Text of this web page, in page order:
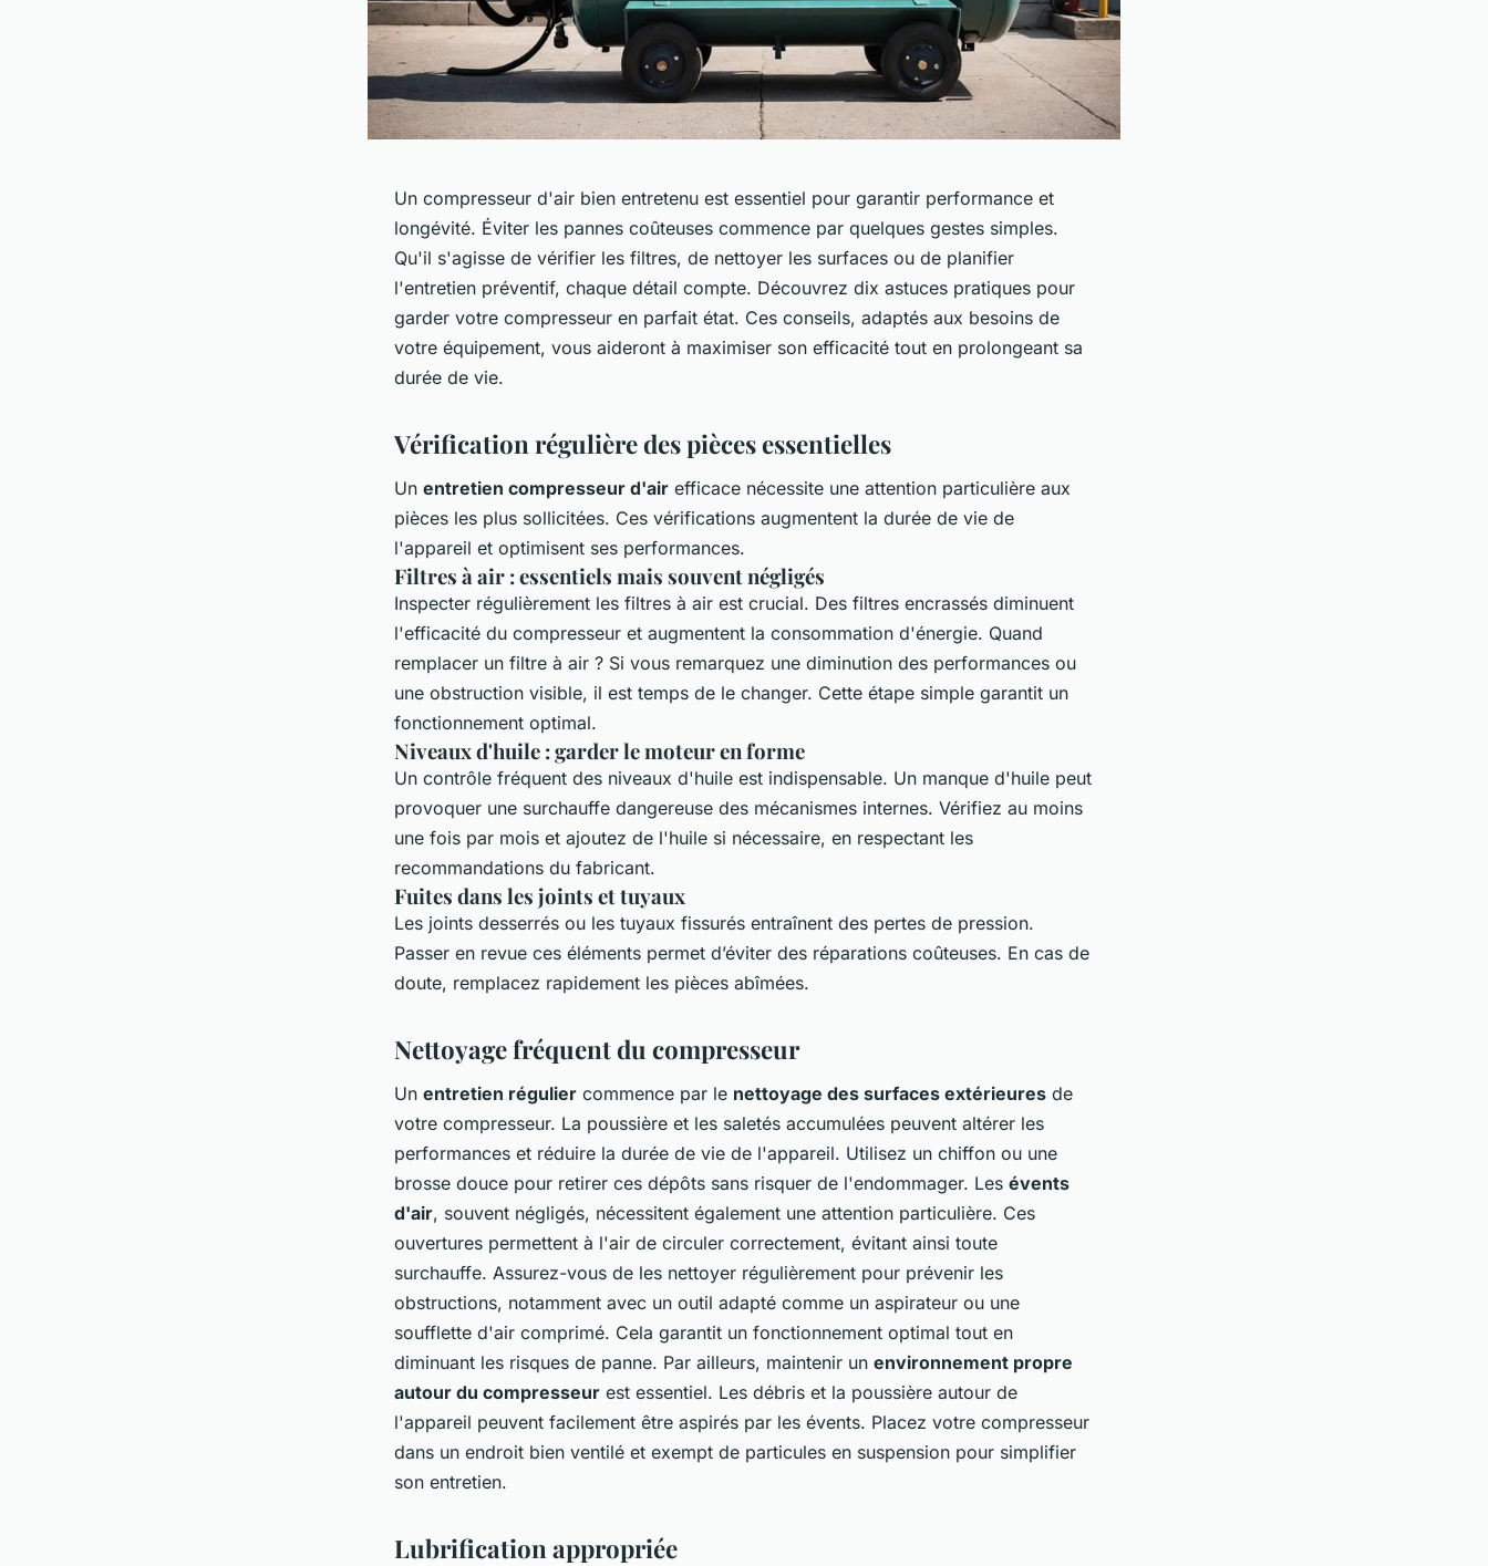
Un compresseur d'air bien entretenu est essentiel pour garantir performance et
longévité. Éviter les pannes coûteuses commence par quelques gestes simples.
Qu'il s'agisse de vérifier les filtres, de nettoyer les surfaces ou de planifier
l'entretien préventif, chaque détail compte. Découvrez dix astuces pratiques pour
garder votre compresseur en parfait état. Ces conseils, adaptés aux besoins de
votre équipement, vous aideront à maximiser son efficacité tout en prolongeant sa
durée de vie.
Vérification régulière des pièces essentielles
Un entretien compresseur d'air efficace nécessite une attention particulière aux
pièces les plus sollicitées. Ces vérifications augmentent la durée de vie de
l'appareil et optimisent ses performances.
Filtres à air : essentiels mais souvent négligés
Inspecter régulièrement les filtres à air est crucial. Des filtres encrassés diminuent
l'efficacité du compresseur et augmentent la consommation d'énergie. Quand
remplacer un filtre à air ? Si vous remarquez une diminution des performances ou
une obstruction visible, il est temps de le changer. Cette étape simple garantit un
fonctionnement optimal.
Niveaux d'huile : garder le moteur en forme
Un contrôle fréquent des niveaux d'huile est indispensable. Un manque d'huile peut
provoquer une surchauffe dangereuse des mécanismes internes. Vérifiez au moins
une fois par mois et ajoutez de l'huile si nécessaire, en respectant les
recommandations du fabricant.
Fuites dans les joints et tuyaux
Les joints desserrés ou les tuyaux fissurés entraînent des pertes de pression.
Passer en revue ces éléments permet d’éviter des réparations coûteuses. En cas de
doute, remplacez rapidement les pièces abîmées.
Nettoyage fréquent du compresseur
Un entretien régulier commence par le nettoyage des surfaces extérieures de
votre compresseur. La poussière et les saletés accumulées peuvent altérer les
performances et réduire la durée de vie de l'appareil. Utilisez un chiffon ou une
brosse douce pour retirer ces dépôts sans risquer de l'endommager. Les évents
d'air, souvent négligés, nécessitent également une attention particulière. Ces
ouvertures permettent à l'air de circuler correctement, évitant ainsi toute
surchauffe. Assurez-vous de les nettoyer régulièrement pour prévenir les
obstructions, notamment avec un outil adapté comme un aspirateur ou une
soufflette d'air comprimé. Cela garantit un fonctionnement optimal tout en
diminuant les risques de panne. Par ailleurs, maintenir un environnement propre
autour du compresseur est essentiel. Les débris et la poussière autour de
l'appareil peuvent facilement être aspirés par les évents. Placez votre compresseur
dans un endroit bien ventilé et exempt de particules en suspension pour simplifier
son entretien.
Lubrification appropriée